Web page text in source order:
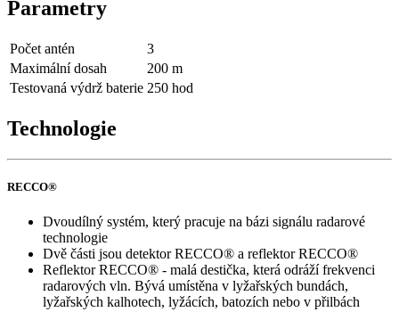
Parametry
Počet antén
3
Maximální dosah
200 m
Testovaná výdrž baterie 250 hod
Technologie
RECCO®
Dvoudílný systém, který pracuje na bázi signálu radarové
technologie
Dvě části jsou detektor RECCO® a reflektor RECCO®
Reflektor RECCO® - malá destička, která odráží frekvenci
radarových vln. Bývá umístěna v lyžařských bundách,
lyžařských kalhotech, lyžácích, batozích nebo v přilbách